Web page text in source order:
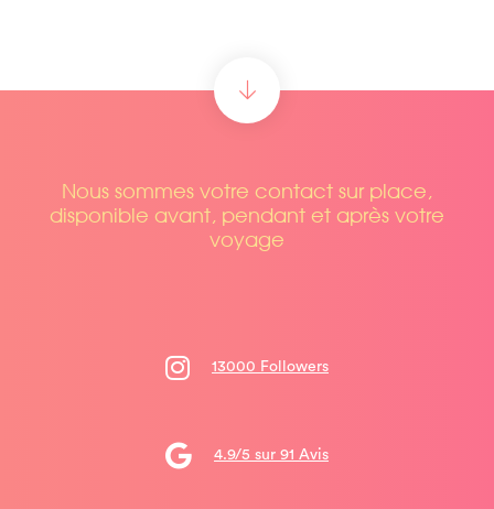
Nous sommes votre contact sur place,
disponible avant, pendant et après votre
voyage
13000 Followers
4.9/5 sur 91 Avis